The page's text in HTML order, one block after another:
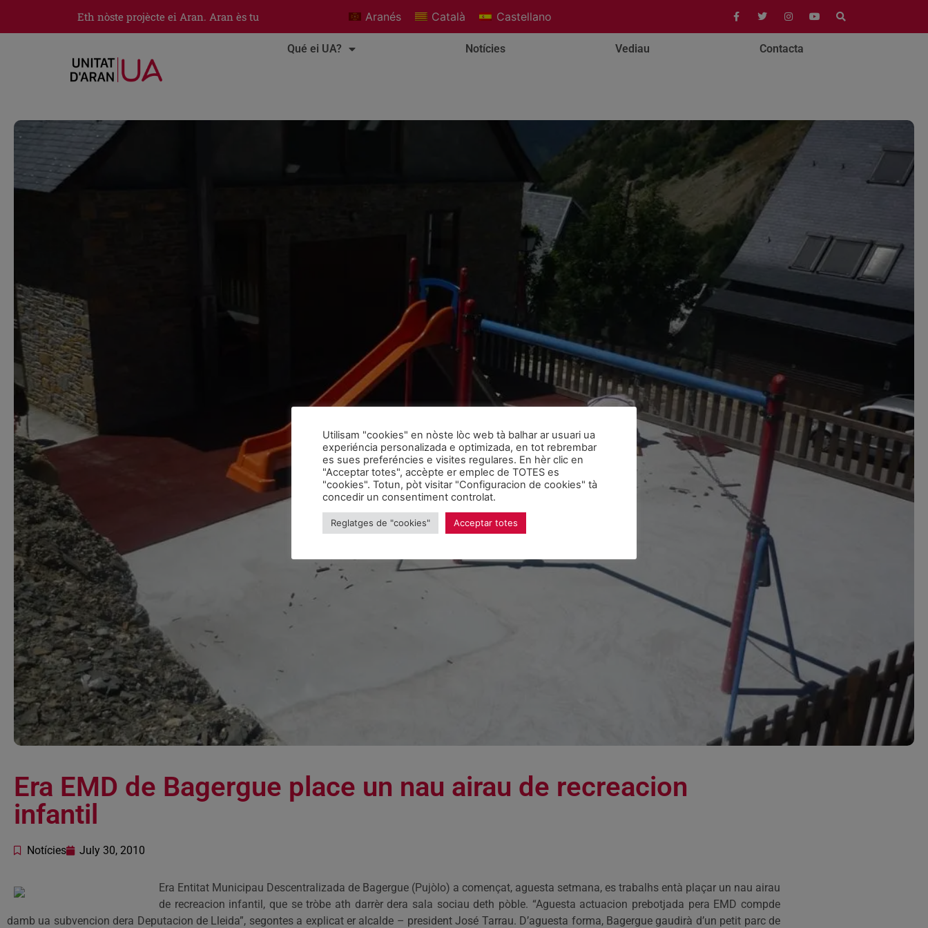
Eth nòste projècte ei Aran. Aran ès tu Aranés Català Castellano
Qué ei UA? Notícies Vediau Contacta
Era EMD de Bagergue place un nau airau de recreacion
infantil
Notícies July 30, 2010
Era Entitat Municipau Descentralizada de Bagergue (Pujòlo) a començat, aguesta setmana, es trabalhs entà plaçar un nau airau
de recreacion infantil, que se tròbe ath darrèr dera sala sociau deth pòble. “Aguesta actuacion prebotjada pera EMD compde
damb ua subvencion dera Deputacion de Lleida”, segontes a explicat er alcalde – president José Tarrau. D’aguesta forma, Bagergue gaudirà d’un petit parc de
Utilisam "cookies" en nòste lòc web tà balhar ar usuari ua
experiéncia personalizada e optimizada, en tot rebrembar
es sues preferéncies e visites regulares. En hèr clic en
"Acceptar totes", accèpte er emplec de TOTES es
"cookies". Totun, pòt visitar "Configuracion de cookies" tà
concedir un consentiment controlat.
Reglatges de "cookies" Acceptar totes